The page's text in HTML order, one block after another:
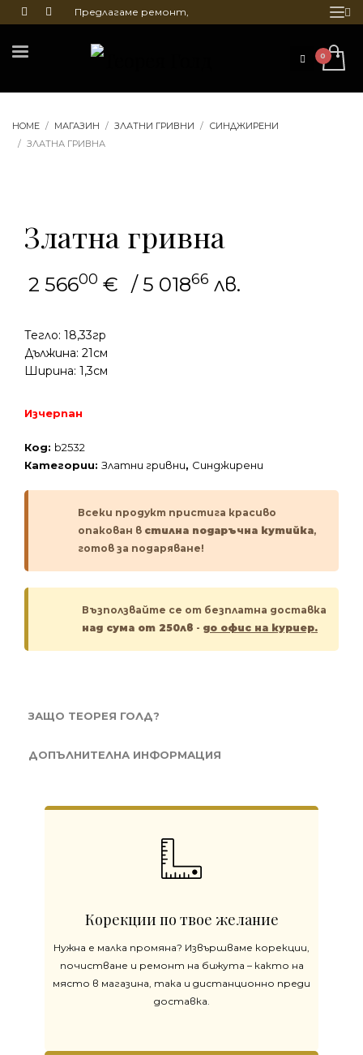
Предлагаме ремонт,
на бижута
HOME МАГАЗИН ЗЛАТНИ ГРИВНИ
СИНДЖИРЕНИ
ЗЛАТНА ГРИВНА
Златна гривна
2 56600 € / 5 01866 лв.
Тегло: 18,33гр
Дължина: 21см
Ширина: 1,3см
Изчерпан
Код: b2532
Категории: Златни гривни, Синджирени
Всеки продукт пристига красиво
опакован в стилна подаръчна кутийка,
готов за подаряване!
Възползвайте се от безплатна доставка
над сума от 250лв - до офис на куриер.
ЗАЩО ТЕОРЕЯ ГОЛД?
ДОПЪЛНИТЕЛНА ИНФОРМАЦИЯ
Корекции по твое желание
Нужна е малка промяна? Извършваме корекции,
почистване и ремонт на бижута – както на
място в магазина, така и дистанционно преди
доставка.